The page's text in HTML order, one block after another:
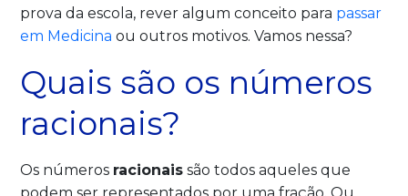
prova da escola, rever algum conceito para passar
em Medicina ou outros motivos. Vamos nessa?
Quais são os números
racionais?
Os números racionais são todos aqueles que